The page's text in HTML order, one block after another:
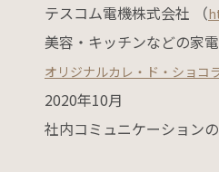
テスコム電機株式会社 （
美容・キッチンなどの家
オリジナルカレ・ド・ショコ
2020年10月
社内コミュニケーション